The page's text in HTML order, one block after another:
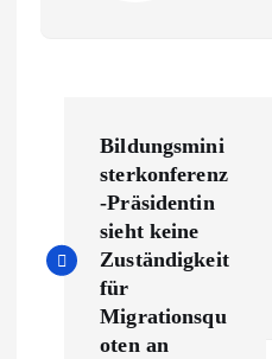
i
Bildungsmini
sterkonferenz
-Präsidentin
sieht keine
Zuständigkeit
für
Migrationsqu
oten an